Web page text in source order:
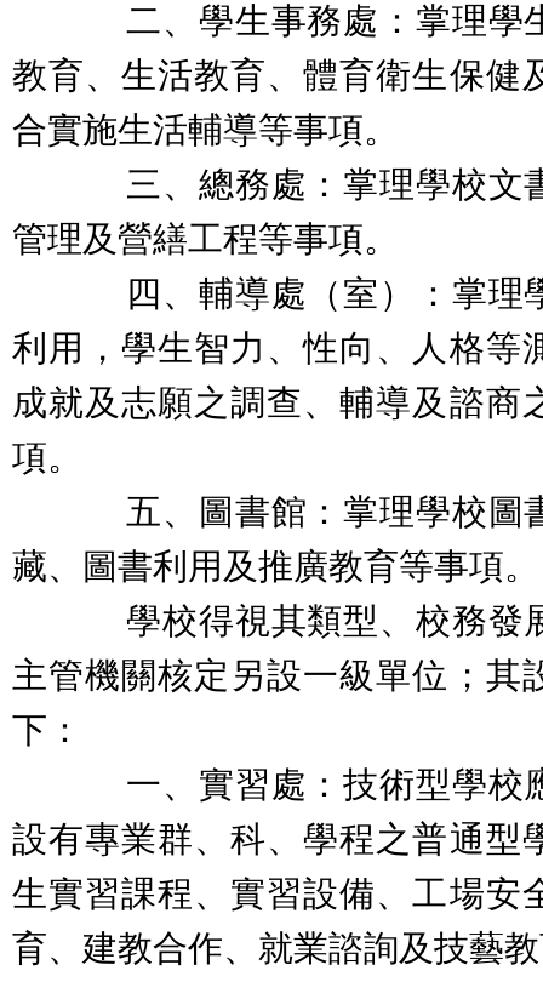
二、學生事務處：掌理學生
教育、生活教育、體育衛生保健
合實施生活輔導等事項。
三、總務處：掌理學校文書
管理及營繕工程等事項。
四、輔導處（室）：掌理學
利用，學生智力、性向、人格等
成就及志願之調查、輔導及諮商
項。
五、圖書館：掌理學校圖書
藏、圖書利用及推廣教育等事項。
學校得視其類型、校務發展
主管機關核定另設一級單位；其
下：
一、實習處：技術型學校應
設有專業群、科、學程之普通型
生實習課程、實習設備、工場安
育、建教合作、就業諮詢及技藝